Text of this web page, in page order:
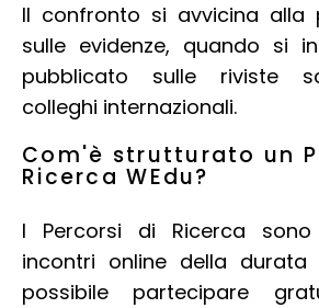
Il confronto si avvicina alla
sulle evidenze, quando si
pubblicato sulle riviste
colleghi internazionali.
Com'è strutturato un
Ricerca WEdu?
I Percorsi di Ricerca
incontri online della
possibile partecipare